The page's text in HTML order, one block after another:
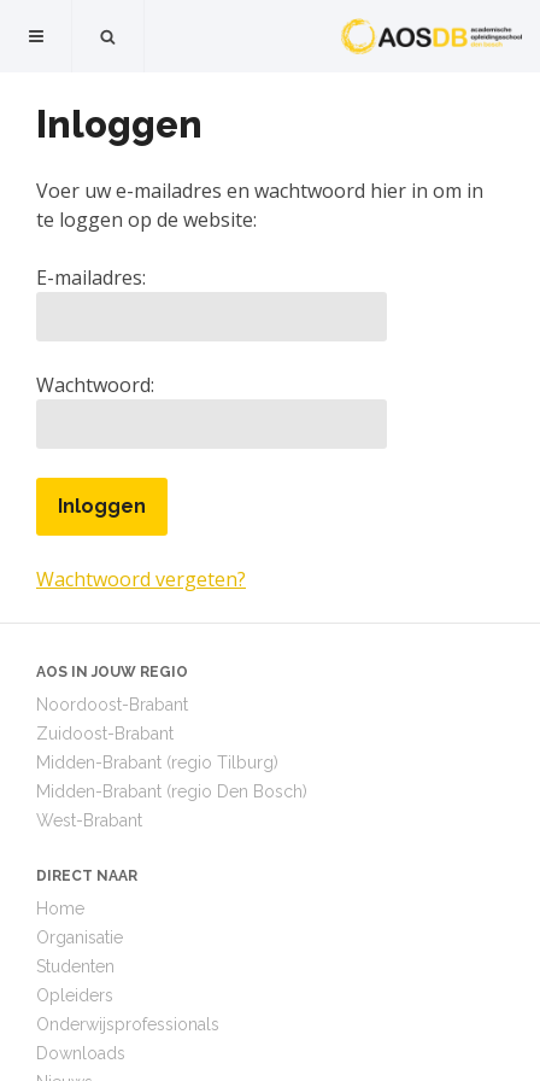
Inloggen
Voer uw e-mailadres en wachtwoord hier in om in
te loggen op de website:
E-mailadres:
Wachtwoord:
Wachtwoord vergeten?
AOS IN JOUW REGIO
Noordoost-Brabant
Zuidoost-Brabant
Midden-Brabant (regio Tilburg)
Midden-Brabant (regio Den Bosch)
West-Brabant
DIRECT NAAR
Home
Organisatie
Studenten
Opleiders
Onderwijsprofessionals
Downloads